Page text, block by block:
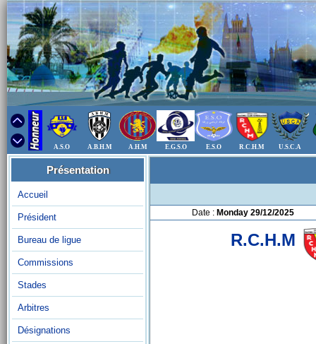
A.S.O A.B.H.M A.H.M E.G.S.O E.S.O R.C.H.M U.S.C.A
Présentation
Accueil
Président
Bureau de ligue
Commissions
Stades
Arbitres
Désignations
Date : Monday 29/12/2025
R.C.H.M